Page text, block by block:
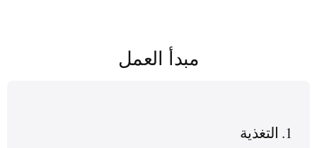
مبدأ العمل
1. التغذية